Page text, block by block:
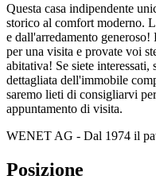
Questa casa indipendente
storico al comfort moderno.
e dall'arredamento generoso!
per una visita e provate voi
abitativa! Se siete
dettagliata dell'immobile
saremo lieti di consigliarvi
appuntamento di visita.
WENET AG - Dal 1974 il
Posizione